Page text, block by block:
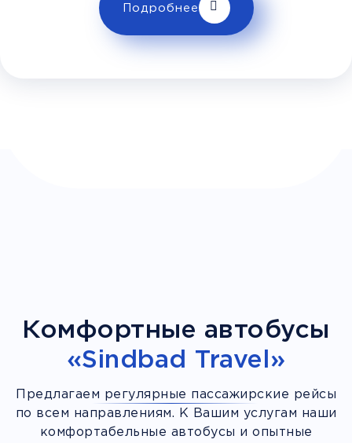
Телевизор Комфорт
Wi-Fi
Климат контроль
Подробнее
Комфортные автобусы
«Sindbad Travel»
Предлагаем регулярные пассажирские рейсы
по всем направлениям. К Вашим услугам наши
комфортабельные автобусы и опытные